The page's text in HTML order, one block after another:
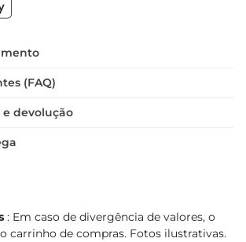
(FAQ)
devolução
: Em caso de divergência de valores, o
carrinho de compras. Fotos ilustrativas.